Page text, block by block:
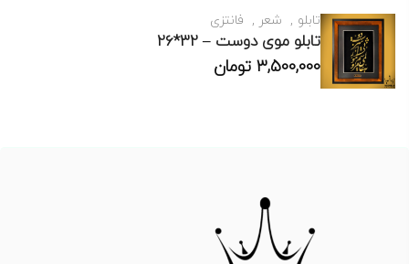
تابلو شعر فانتزی
تابلو موی دوست – 32*26
3,500,000تومان